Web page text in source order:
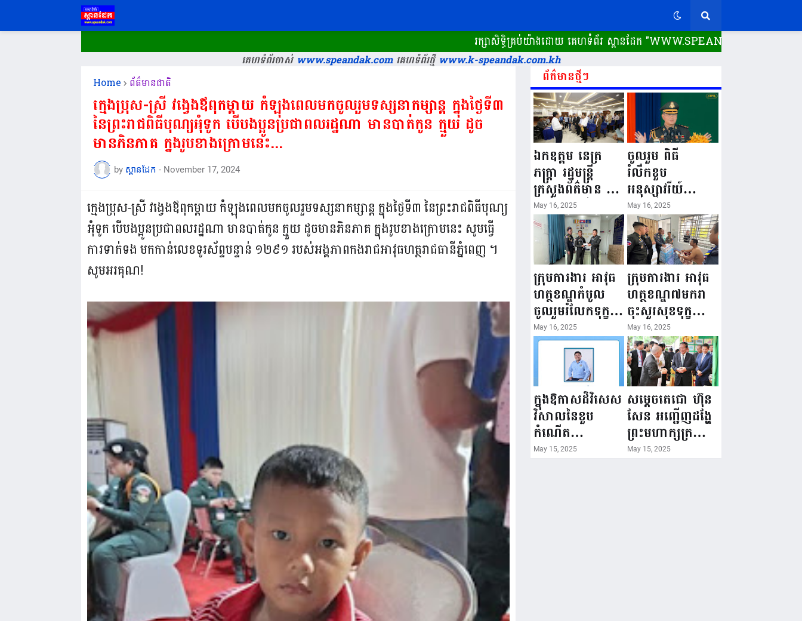
រក្សាសិទ្ធិគ្រប់យ៉ាងដោយ គេហទំព័រ ស្ពានដែក​ "WWW.SPEANDAK.COM" គេហទំព័រ
គេហទំព័រចាស់www.speandak.comគេហទំព័រថ្មីwww.k-speandak.com.kh
Home ព័ត៌មានជាតិ
ក្មេងប្រុស-ស្រី វង្វេង​ឪពុក​ម្តាយ កំឡុងពេលមកចូលរួមទស្សនាកម្សាន្ត ក្នុងថ្ងៃទី៣
នៃព្រះរាជពិធីបុណ្យអុំទូក បើ​បងប្អូន​ប្រជាពលរដ្ឋ​ណា មាន​បាត់​កូន ក្មួយ ដូច​
មាន​ភិនភាគ ក្នុង​រូប​ខាងក្រោមនេះ...
by ស្ពានដែក - November 17, 2024
ក្មេងប្រុស-ស្រី វង្វេង​ឪពុក​ម្តាយ កំឡុងពេលមកចូលរួមទស្សនាកម្សាន្ត ក្នុងថ្ងៃទី៣ នៃព្រះរាជពិធីបុណ្យ
អុំទូក បើ​បងប្អូន​ប្រជាពលរដ្ឋ​ណា មាន​បាត់​កូន ក្មួយ ដូច​មាន​ភិនភាគ ក្នុង​រូប​ខាងក្រោមនេះ សូម​ធ្វើ
ការ​ទាក់ទង មក​កាន់លេខទូរស័ព្ទបន្ទាន់ ១២៩១ របស់អង្គភាពកងរាជអាវុធហត្ថរាជធានីភ្នំពេញ ។
សូមអរគុណ!
ព័ត៌មានថ្មីៗ
ឯកឧត្តម នេត្រ
ភក្ត្រា រដ្ឋមន្ត្រី
ក្រសួងព័ត៌មាន នៅ
រសៀលថ្ងៃទី១៦ ខែ
ឧសភា
ឆ្នាំ២០២៥នេះ
បានអញ្ជើញចុះធ្វើ
ជំរឿនថ្នាក់ដឹកនាំ
មន្ត្រីរាជការស៉ីវិល
នៃក្រសួងព័ត៌មាន...
May 16, 2025
ចូលរួម ពិធី
រំលឹកខួប
អនុស្សាវរីយ៍
លើកទី៨០ ថ្ងៃ
កំណើតនគរបាល
ជាតិកម្ពុជា “១៦
ឧសភា ១៩៤៥ ~
១៦ ឧសភា
២០២៥”...
May 16, 2025
ក្រុមការងារ អាវុធ
ហត្ថខណ្ឌកំបូល
ចូលរួមរំលែកទុក្ខ
ដល់គ្រួសារ
សមាជិក ដែល
ឪពុកក្មេករបស់
លោកទទួលមរណៈ
ភាព!
May 16, 2025
ក្រុមការងារ អាវុធ
ហត្ថខណ្ឌ៧មករា
ចុះសួរសុខទុក្ខ
សមាជិក ដែលជួប
គ្រោះថ្នាក់
ចរាចរណ៍ កំពុង
សម្រាកព្យាបាល
នៅមន្ទីរពេទ្យ!
May 16, 2025
ក្នុងឱកាសដ៏វិសេស
វិសាលនៃខួប
កំណើត
គម្រប់ខួប៤៤
May 15, 2025
សម្តេចតេជោ ហ៊ុន
សែន អញ្ជើញដង្ហែ
ព្រះមហាក្សត្រ
យាងទតការតាំង
May 15, 2025